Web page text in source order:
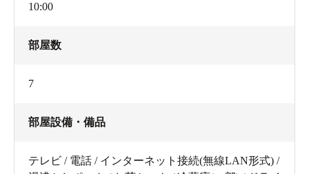
10:00
部屋数
7
部屋設備・備品
テレビ / 電話 / インターネット接続(無線LAN形式) /